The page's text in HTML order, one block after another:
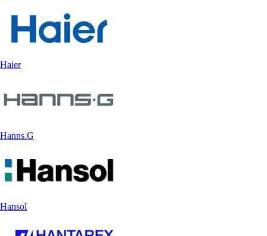
Haier
Hanns.G
Hansol